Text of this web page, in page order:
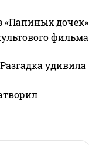
«Папиных дочек»
фильма
удивила